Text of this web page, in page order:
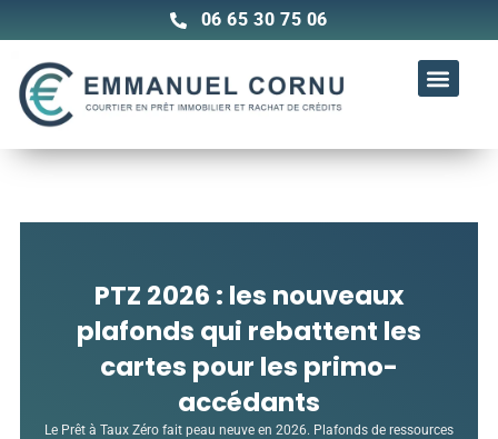
06 65 30 75 06
PTZ 2026 : les nouveaux
plafonds qui rebattent les
cartes pour les primo-
accédants
Le Prêt à Taux Zéro fait peau neuve en 2026. Plafonds de ressources